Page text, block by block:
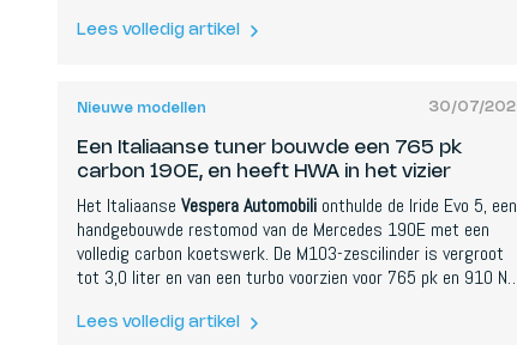
vertrek in plaats van gedwongen ontslagen. Het is de jongste
Lees volledig artikel
Nieuwe modellen 30/07/
Een Italiaanse tuner bouwde een 765 pk
carbon 190E, en heeft HWA in het vizier
Het Italiaanse Vespera Automobili onthulde de Iride Evo 5, een
handgebouwde restomod van de Mercedes 190E met een
volledig carbon koetswerk. De M103-zescilinder is vergroot
tot 3,0 liter en van een turbo voorzien voor 765 pk en 910
voor 0 naar 100 km/u in 3,4 seconden. Hij mikt recht op de
Lees volledig artikel